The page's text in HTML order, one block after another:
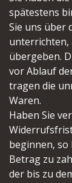
spätestens
Sie uns über
unterrichten,
übergeben.
vor Ablauf
tragen die
Waren.
Haben Sie
beginnen, so
Betrag zu
der bis zu